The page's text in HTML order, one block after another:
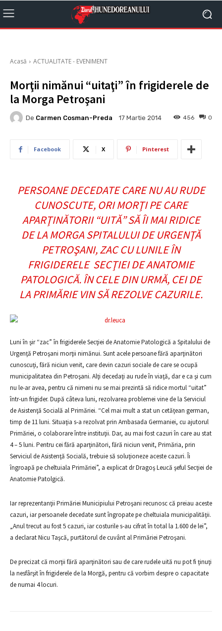
Acasă ACTUALITATE - EVENIMENT
Morţii nimănui “uitaţi” în frigiderele de
la Morga Petroşani
De Carmen Cosman-Preda 17 Martie 2014 0
456
Facebook X Pinterest
PERSOANE DECEDATE CARE NU AU RUDE
CUNOSCUTE, ORI MORŢI PE CARE
APARŢINĂTORII “UITĂ” SĂ ÎI MAI RIDICE
DE LA MORGA SPITALULUI DE URGENŢĂ
PETROŞANI, ZAC CU LUNILE ÎN
FRIGIDERELE SECŢIEI DE ANATOMIE
PATOLOGICĂ. ÎN CELE DIN URMĂ, CEI DE
LA PRIMĂRIE VIN SĂ REZOLVE CAZURILE.
Luni în şir “zac” în frigiderele Secţiei de Anatomie Patologică a Spitalului de
Urgenţă Petroşani morţii nimănui. Sunt acele persoane fără aparţinători
cunoscuţi, fără niciun venit, care devin cazuri sociale de care se ocupă
municipalitatea din Petroşani. Alţi decedaţi au rude în viaţă, dar e ca şi cum
nu le-ar avea, pentru că nimeni nu se mai prezintă să ridice mortul “uitat”
într-un frigider. După câteva luni, rezolvarea problemei vine de la Serviciul
de Asistenţă Socială al Primăriei. “Cel mai mult a stat un cetăţean german,
timp de 11 luni. Situaţia s-a rezolvat prin Ambasada Germaniei, cu ajutorul
Primăriei, o colaborare între instituţii. Dar, au mai fost cazuri în care au stat
4 – 5 luni. Pentru cei fără aparţinători, fără niciun venit, Primăria, prin
Serviciul de Asistenţă Socială, trebuie să soluţioneze aceste cazuri. Îi
îngroapă pe cheltuiala Primăriei”, a explicat dr Dragoş Leucă şeful Secţiei de
Anatomie Patolgică.
Iar reprezentanţii Primăriei Municipiului Petroşani recunosc că preiau aceste
cazuri, iar persoanele decedate sunt îngropate pe cheltuiala municipalităţii.
„Anul trecut au fost 5 cazuri, iar costurile s-au cifrat în total la 1.600 de lei”,
a declarat Nicu Taşcă, purtătorul de cuvânt al Primăriei Petroşani.
De precizat că morţii fără aparţinători sau de care rudele uită nu pot fi ţinuţi
la nesfârşit în frigiderele de la Morgă, pentru că vorbim despre o capacitate
de numai 4 locuri.